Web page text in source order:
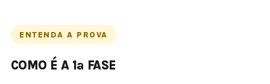
ENTENDA A PROVA
COMO É A 1ª FASE